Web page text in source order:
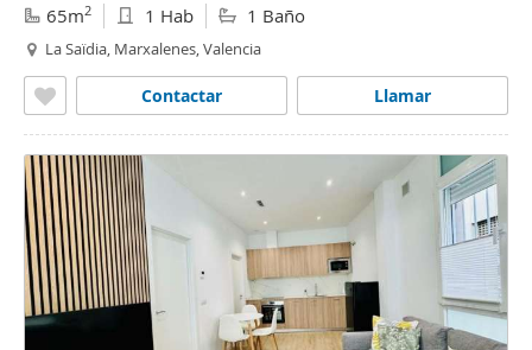
65m2 1 Hab 1 Baño
La Saïdia, Marxalenes, Valencia
Llamar
Contactar